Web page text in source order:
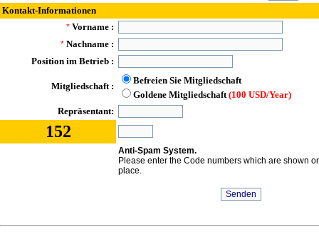
Kontakt-Informationen
* Vorname :
* Nachname :
Position im Betrieb :
Mitgliedschaft :
Befreien Sie Mitgliedschaft
Goldene Mitgliedschaft(100 USD/Year)
Repräsentant:
152
Anti-Spam System.
Please enter the Code numbers which are shown
place.